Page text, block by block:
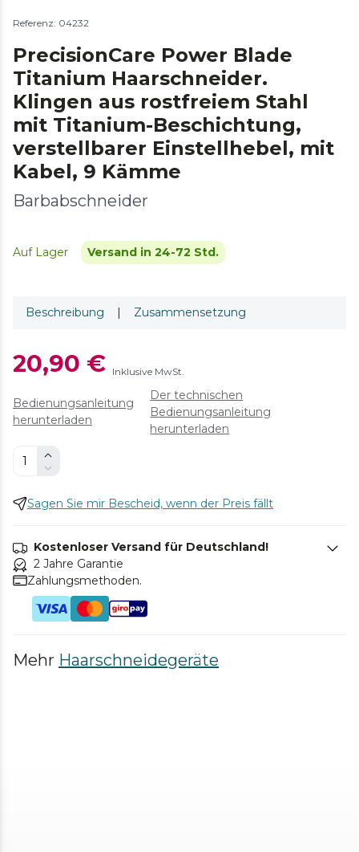
Referenz: 04232
PrecisionCare Power Blade
Titanium Haarschneider.
Klingen aus rostfreiem Stahl
mit Titanium-Beschichtung,
verstellbarer Einstellhebel, mit
Kabel, 9 Kämme
Barbabschneider
Auf Lager Versand in 24-72 Std.
Beschreibung | Zusammensetzung
20,90 € Inklusive MwSt.
Bedienungsanleitung
herunterladen
Der technischen
Bedienungsanleitung
herunterladen
Sagen Sie mir Bescheid, wenn der Preis fällt
Kostenloser Versand für Deutschland!
2 Jahre Garantie
Zahlungsmethoden.
Mehr Haarschneidegeräte